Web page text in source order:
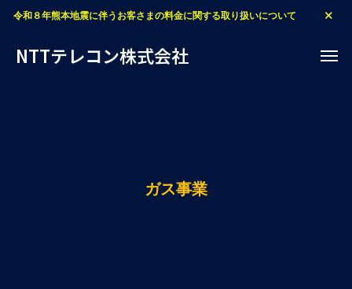
令和８年熊本地震に伴うお客さまの料金に関する取り扱いについて
NTTテレコン株式会社
ガス事業